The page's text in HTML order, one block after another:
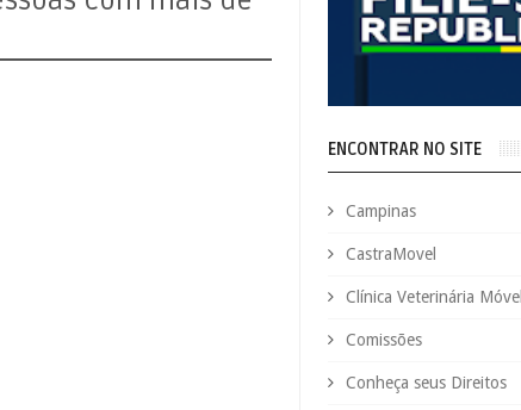
ENCONTRAR NO SITE
Campinas
CastraMovel
Clínica Veterinária Móvel
Comissões
Conheça seus Direitos